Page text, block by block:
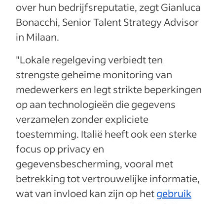
over hun bedrijfsreputatie, zegt Gianluca
Bonacchi, Senior Talent Strategy Advisor
in Milaan.
"Lokale regelgeving verbiedt ten
strengste geheime monitoring van
medewerkers en legt strikte beperkingen
op aan technologieën die gegevens
verzamelen zonder expliciete
toestemming. Italië heeft ook een sterke
focus op privacy en
gegevensbescherming, vooral met
betrekking tot vertrouwelijke informatie,
wat van invloed kan zijn op hetgebruik